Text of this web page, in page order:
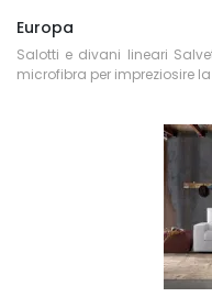
Europa
Salotti e divani lineari
microfibra per impreziosire